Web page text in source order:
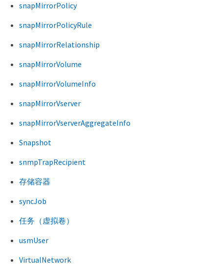
snapMirrorPolicy
snapMirrorPolicyRule
snapMirrorRelationship
snapMirrorVolume
snapMirrorVolumeInfo
snapMirrorVserver
snapMirrorVserverAggregateInfo
Snapshot
snmpTrapRecipient
存储容器
syncJob
任务（虚拟卷）
usmUser
VirtualNetwork